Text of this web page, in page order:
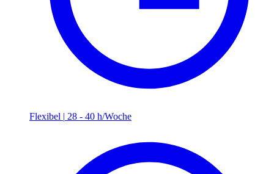
Flexibel | 28 - 40 h/Woche